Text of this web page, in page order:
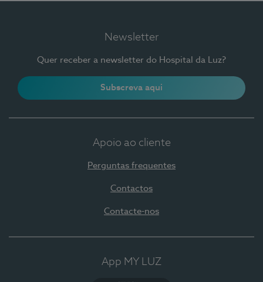
Newsletter
Quer receber a newsletter do Hospital da Luz?
Subscreva aqui
Apoio ao cliente
Perguntas frequentes
Contactos
Contacte-nos
App MY LUZ